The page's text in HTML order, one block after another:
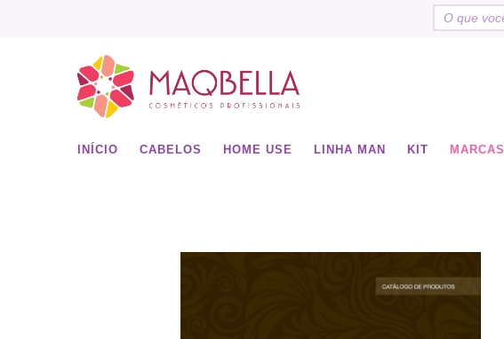
INÍCIO CABELOS HOME USE LINHA MAN KIT MARCAS